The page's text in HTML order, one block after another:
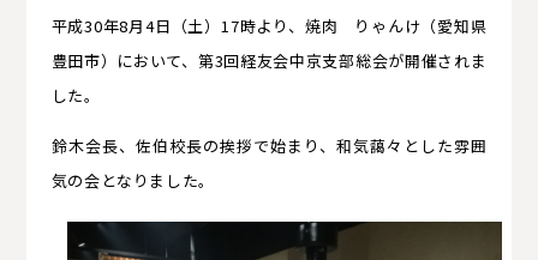
平成30年8月4日（土）17時より、焼肉 りゃんけ（愛知県
豊田市）において、第3回経友会中京支部総会が開催されま
した。
鈴木会長、佐伯校長の挨拶で始まり、和気藹々とした雰囲
気の会となりました。